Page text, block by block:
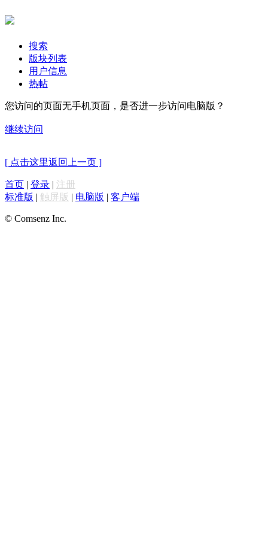
搜索
版块列表
用户信息
热帖
您访问的页面无手机页面，是否进一步访问电脑版？
继续访问
[ 点击这里返回上一页 ]
首页 | 登录 | 注册
标准版 | 触屏版 | 电脑版 | 客户端
© Comsenz Inc.